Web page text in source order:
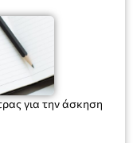
για την άσκηση